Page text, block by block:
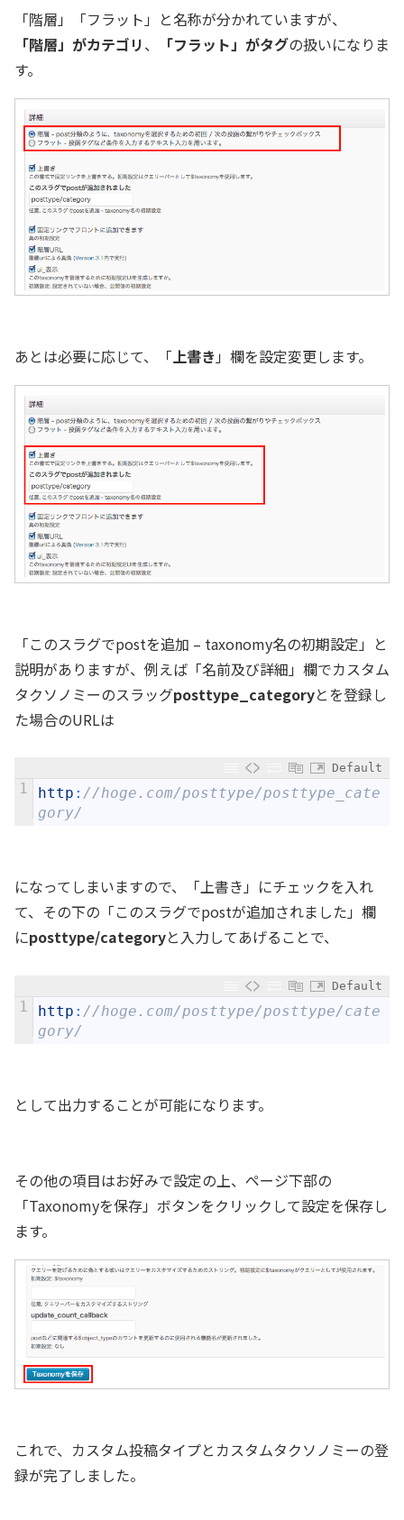
「階層」「フラット」と名称が分かれていますが、
「階層」がカテゴリ、 「フラット」がタグの扱いになりま
す。
あとは必要に応じて、「上書き 」欄を設定変更します。
「このスラグでpostを追加 – taxonomy名の初期設定」と
説明がありますが、例えば「名前及び詳細」欄でカスタム
タクソノミーのスラッグposttype_categoryとを登録し
た場合のURLは
Default
1 http : //hoge.com/posttype/posttype_cate
gory/
になってしまいますので、「上書き」にチェックを入れ
て、その下の「このスラグでpostが追加されました」欄
にposttype/categoryと入力してあげることで、
Default
1 http : //hoge.com/posttype/posttype/cate
gory/
として出力することが可能になります。
その他の項目はお好みで設定の上、ページ下部の
「Taxonomyを保存」ボタンをクリックして設定を保存し
ます。
これで、カスタム投稿タイプとカスタムタクソノミーの登
録が完了しました。